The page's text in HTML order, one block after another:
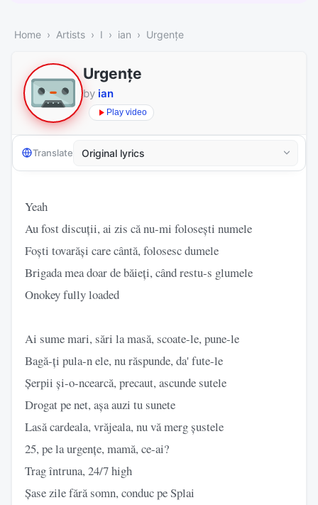
Home Artists I ian Urgențe
Urgențe
by ian
Play video
Translate
Yeah
Au fost discuții, ai zis că nu-mi folosești numele
Foști tovarăși care cântă, folosesc dumele
Brigada mea doar de băieți, când restu-s glumele
Onokey fully loaded
Ai sume mari, sări la masă, scoate-le, pune-le
Bagă-ți pula-n ele, nu răspunde, da' fute-le
Șerpii și-o-ncearcă, precaut, ascunde sutele
Drogat pe net, așa auzi tu sunete
Lasă cardeala, vrăjeala, nu vă merg șustele
25, pe la urgențe, mamă, ce-ai?
Trag întruna, 24/7 high
Șase zile fără somn, conduc pe Splai